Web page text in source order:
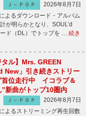
Ｊ－ＰＯＰ
2026年8月7日
よるダウンロード・アルバム
が明らかとなり、SOUL’d
ド（DL）でトップを … 続き
タル】Mrs. GREEN
New」引き続きストリー
首位走行中 イコラブ＆
新曲がトップ10圏内
Ｊ－ＰＯＰ
2026年8月7日
よるストリーミング再生回数